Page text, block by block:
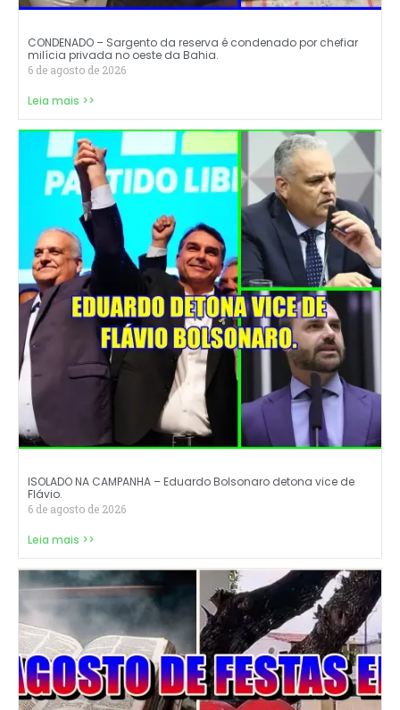
CONDENADO – Sargento da reserva é condenado por chefiar
milícia privada no oeste da Bahia.
6 de agosto de 2026
Leia mais >>
ISOLADO NA CAMPANHA – Eduardo Bolsonaro detona vice de
Flávio.
6 de agosto de 2026
Leia mais >>